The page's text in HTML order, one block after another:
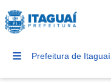
Prefeitura de Itaguaí